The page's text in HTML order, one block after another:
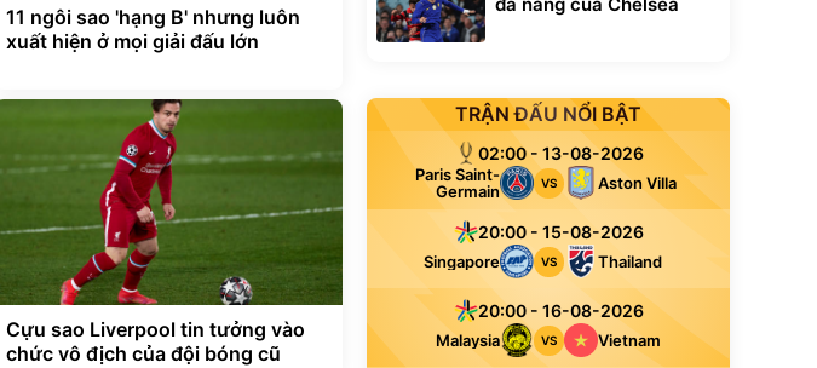
11 ngôi sao 'hạng B' nhưng luôn
xuất hiện ở mọi giải đấu lớn
Cựu sao Liverpool tin tưởng vào
chức vô địch của đội bóng cũ
TRẬN ĐẤU NỔI BẬT
02:00 - 13-08-2026
Paris Saint-
Germain
VS Aston Villa
20:00 - 15-08-2026
Singapore VS Thailand
20:00 - 16-08-2026
Malaysia VS Vietnam